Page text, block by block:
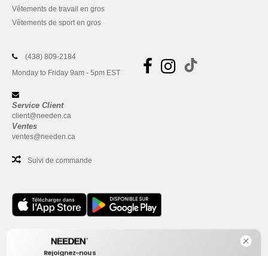
Vêtements de travail en gros
Vêtements de sport en gros
(438) 809-2184
Monday to Friday 9am - 5pm EST
Service Client
client@needen.ca
Ventes
ventes@needen.ca
Suivi de commande
Bureau
One Dundas Street West Suite 2500
Rejoignez-nous